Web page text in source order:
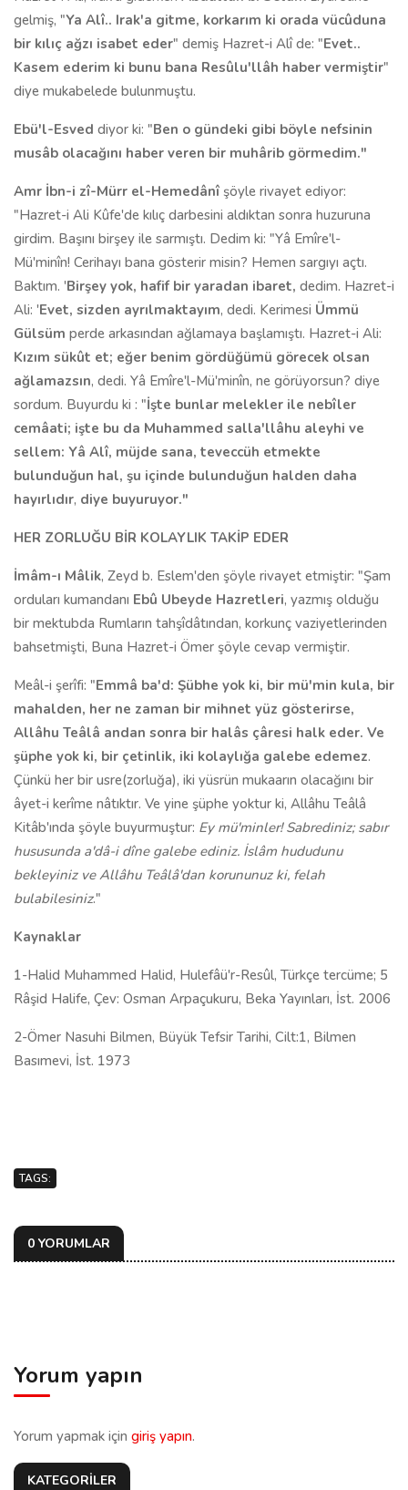
gelmiş, "Ya Alî.. Irak'a gitme, korkarım ki orada vücûduna
bir kılıç ağzı isabet eder" demiş Hazret-i Alî de: "Evet..
Kasem ederim ki bunu bana Resûlu'llâh haber vermiştir"
diye mukabelede bulunmuştu.
Ebü'l-Esved diyor ki: "Ben o gündeki gibi böyle nefsinin
musâb olacağını haber veren bir muhârib görmedim."
Amr İbn-i zî-Mürr el-Hemedânî şöyle rivayet ediyor:
"Hazret-i Ali Kûfe'de kılıç darbesini aldıktan sonra huzuruna
girdim. Başını birşey ile sarmıştı. Dedim ki: "Yâ Emîre'l-
Mü'minîn! Cerihayı bana gösterir misin? Hemen sar­gıyı açtı.
Baktım. 'Birşey yok, hafif bir yaradan ibaret, dedim. Hazret-i
Ali: 'Evet, sizden ayrılmaktayım, dedi. Kerimesi Ümmü
Gülsüm perde arkasından ağlamaya başlamıştı. Hazret-i Ali:
Kızım sükût et; eğer benim gördüğümü görecek olsan
ağlamazsın, dedi. Yâ Emîre'l-Mü'minîn, ne görüyorsun? diye
sordum. Buyurdu ki : "İşte bunlar melekler ile nebîler
cemâati; işte bu da Muhammed salla'llâhu aleyhi ve
sellem: Yâ Alî, müjde sana, teveccüh et­mekte
bulunduğun hal, şu içinde bulunduğun halden daha
hayırlıdır, diye bu­yuruyor."
HER ZORLUĞU BİR KOLAYLIK TAKİP EDER
İmâm-ı Mâlik, Zeyd b. Eslem'den şöyle rivayet etmiştir: "Şam
orduları kumandanı Ebû Ubeyde Hazretleri, yazmış olduğu
bir mektubda Rumların tahşîdâtından, korkunç vaziyetlerinden
bahsetmişti, Buna Hazret-i Ömer şöy­le cevap vermiştir.
Meâl-i şerîfi: "Emmâ ba'd: Şübhe yok ki, bir mü'min kula, bir
mahal­den, her ne zaman bir mihnet yüz gösterirse,
Allâhu Teâlâ andan sonra bir halâs çâresi halk eder. Ve
şüphe yok ki, bir çetinlik, iki kolaylığa galebe ede­mez.
Çünkü her bir usre(zorluğa), iki yüsrün mukaarın olacağını bir
âyet-i kerîme nâtıktır. Ve yine şüphe yoktur ki, Allâhu Teâlâ
Kitâb'ında şöyle buyurmuştur: Ey mü'minler! Sabrediniz; sabır
hususunda a'dâ-i dîne galebe ediniz. İslâm hududunu
bekleyiniz ve Allâhu Teâlâ'dan korununuz ki, felah
bulabilesiniz."
Kaynaklar
1-Halid Muhammed Halid, Hulefâü'r-Resûl, Türkçe tercüme; 5
Râşid Halife, Çev: Osman Arpaçukuru, Beka Yayınları, İst. 2006
2-Ömer Nasuhi Bilmen, Büyük Tefsir Tarihi, Cilt:1, Bilmen
Basımevi, İst. 1973
TAGS:
0 YORUMLAR
Yorum yapın
Yorum yapmak için giriş yapın.
KATEGORİLER